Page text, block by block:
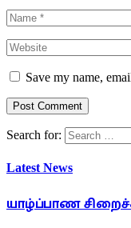
Save my name,
Search for:
Latest News
யாழ்ப்பாண